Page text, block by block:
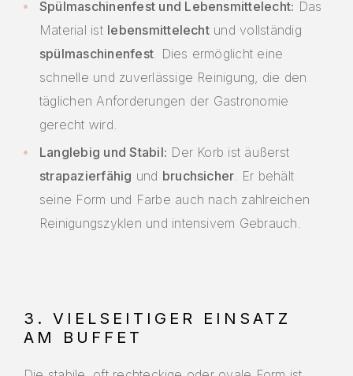
Spülmaschinenfest und Lebensmittelecht: Das
Material ist lebensmittelechtund vollständig
spülmaschinenfest. Dies ermöglicht eine
schnelle und zuverlässige Reinigung, die den
täglichen Anforderungen der Gastronomie
gerecht wird.
Langlebig und Stabil: Der Korb ist äußerst
strapazierfähig und bruchsicher. Er behält
seine Form und Farbe auch nach zahlreichen
Reinigungszyklen und intensivem Gebrauch.
3. VIELSEITIGER EINSATZ
AM BUFFET